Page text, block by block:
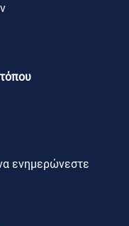
ενημερώνεστε